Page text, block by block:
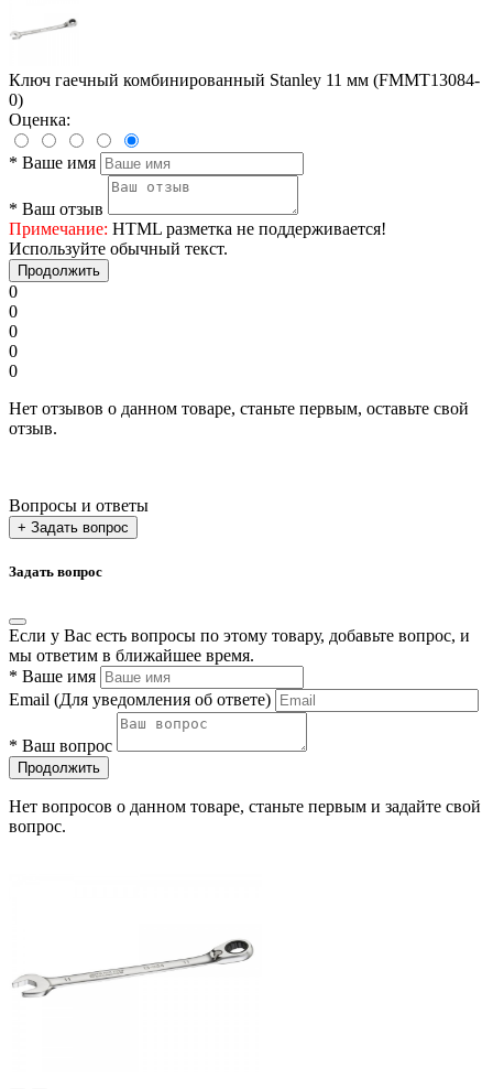
Ключ гаечный комбинированный Stanley 11 мм (FMMT13084-
0)
Оценка:
* Ваше имя
* Ваш отзыв
Примечание: HTML разметка не поддерживается!
Используйте обычный текст.
Продолжить
0
0
0
0
0
Нет отзывов о данном товаре, станьте первым, оставьте свой
отзыв.
Вопросы и ответы
+ Задать вопрос
Задать вопрос
Если у Вас есть вопросы по этому товару, добавьте вопрос, и
мы ответим в ближайшее время.
* Ваше имя
Email (Для уведомления об ответе)
* Ваш вопрос
Продолжить
Нет вопросов о данном товаре, станьте первым и задайте свой
вопрос.